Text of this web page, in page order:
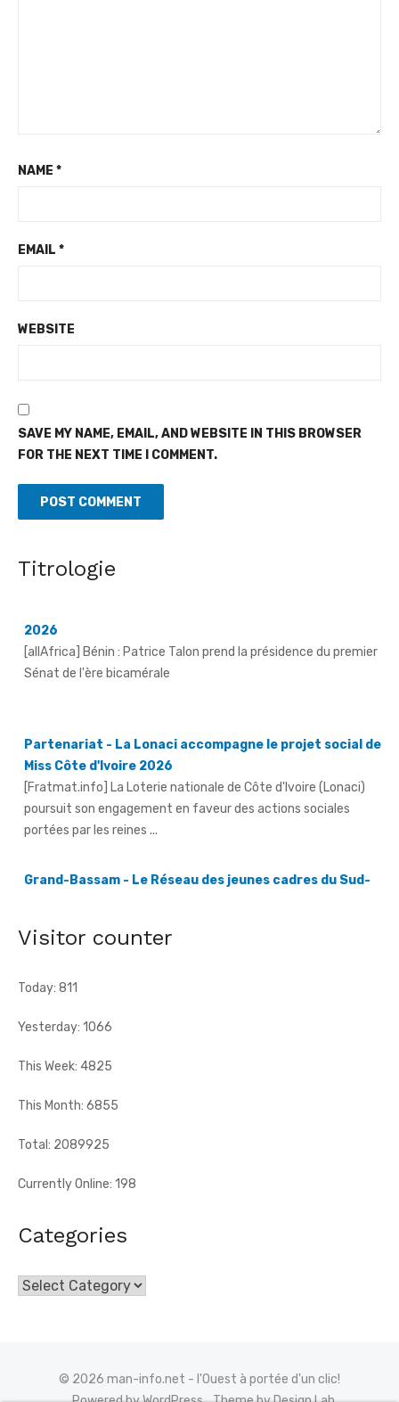
NAME *
EMAIL *
WEBSITE
SAVE MY NAME, EMAIL, AND WEBSITE IN THIS BROWSER
FOR THE NEXT TIME I COMMENT.
Titrologie
[allAfrica] Bénin : Patrice Talon prend la présidence du premier
Partenariat - La Lonaci accompagne le projet social de
portées par les reines ...
Grand-Bassam - Le Réseau des jeunes cadres du Sud-
Comoé offre du matériel médical à 4 structures
sanitaires
dirigé par Eliame Niamkey, a remis, le jeudi 6 août 2026, au ...
Visitor counter
Today: 811
Yesterday: 1066
This Week: 4825
This Month: 6855
Total: 2089925
Currently Online: 198
Categories
Categories
© 2026 man-info.net - l'Ouest à portée d'un clic!